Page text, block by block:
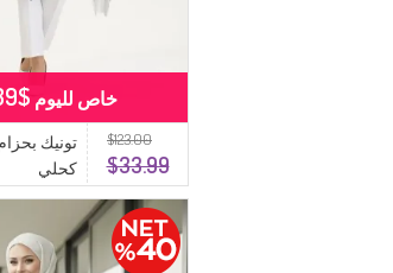
$123.00
$33.99
كحلي
خاص لليوم $20.39